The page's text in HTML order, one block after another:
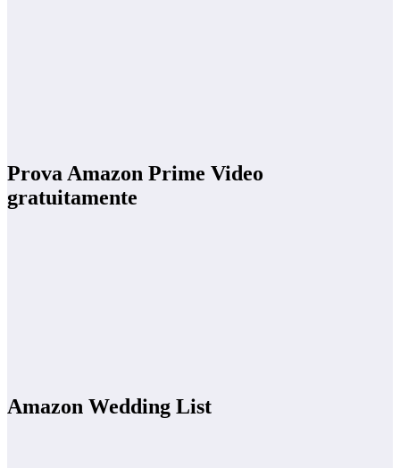
Prova Amazon Prime Video
gratuitamente
Amazon Wedding List